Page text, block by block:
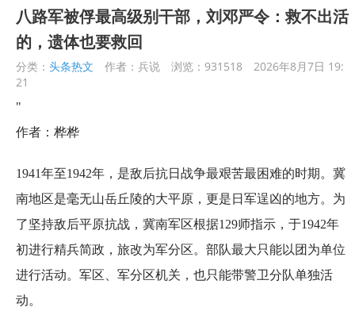
八路军被俘最高级别干部，刘邓严令：救不出活
的，遗体也要救回
分类： 头条热文 作者：兵说 浏览：931518
2026年8月7日 19:
21
"
作者：桦桦
1941年至1942年，是敌后抗日战争最艰苦最困难的时期。冀
南地区是毫无山岳丘陵的大平原，更是日军逞凶的地方。为
了坚持敌后平原抗战，冀南军区根据129师指示，于1942年
初进行精兵简政，旅改为军分区。部队最大只能以团为单位
进行活动。军区、军分区机关，也只能带警卫分队单独活
动。